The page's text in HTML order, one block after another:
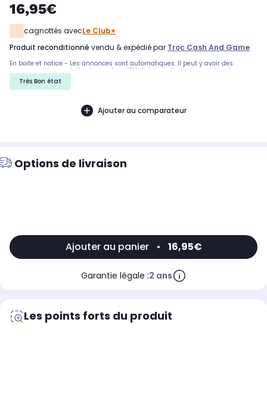
16,95€
cagnottés avecLe Club+
produit reconditionné vendu & expédié par Troc Cash And Game
En boite et notice - Les annonces sont automatiques. Il peut y avoir des
rayures sur les produits, demandez si l'état de la boite par exemple est
important. Nous ne pouvons pas tout detailler
Très Bon état
Ajouter au comparateur
Options de livraison
Ajouter au panier • 16,95€
Garantie légale :2 ans
Les points forts du produit